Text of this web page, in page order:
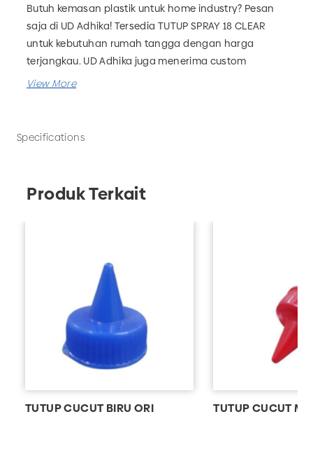
Butuh kemasan plastik untuk home industry? Pesan
saja di UD Adhika! Tersedia TUTUP SPRAY 18 CLEAR
untuk kebutuhan rumah tangga dengan harga
terjangkau. UD Adhika juga menerima custom
kemasan plastik yang bisa disesuaikan dengan
Malang.
Specifications
Produk Terkait
TUTUP CUCUT BIRU ORI TUTUP CUCUT